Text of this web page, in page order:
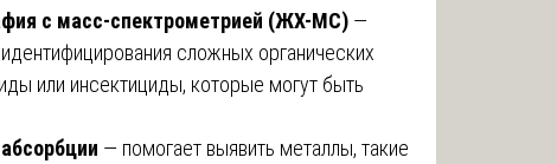
с масс-спектрометрией (ЖХ-МС) —
сложных органических
или инсектициды, которые могут быть
— помогает выявить металлы, такие